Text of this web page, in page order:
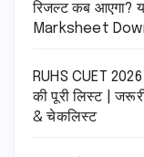
रिजल्ट कब आएगा?
Marksheet
RUHS CUET
की पूरी लिस्ट |
& चेकलिस्ट